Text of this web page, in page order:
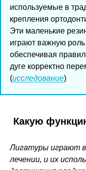
используемые в
крепления
Эти маленькие
играют важную
обеспечивая
дуге корректно
(исследование)
Какую
Лигатуры играют
лечении, и их